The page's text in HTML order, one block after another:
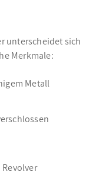
unterscheidet sich
Merkmale:
Metall
Revolver